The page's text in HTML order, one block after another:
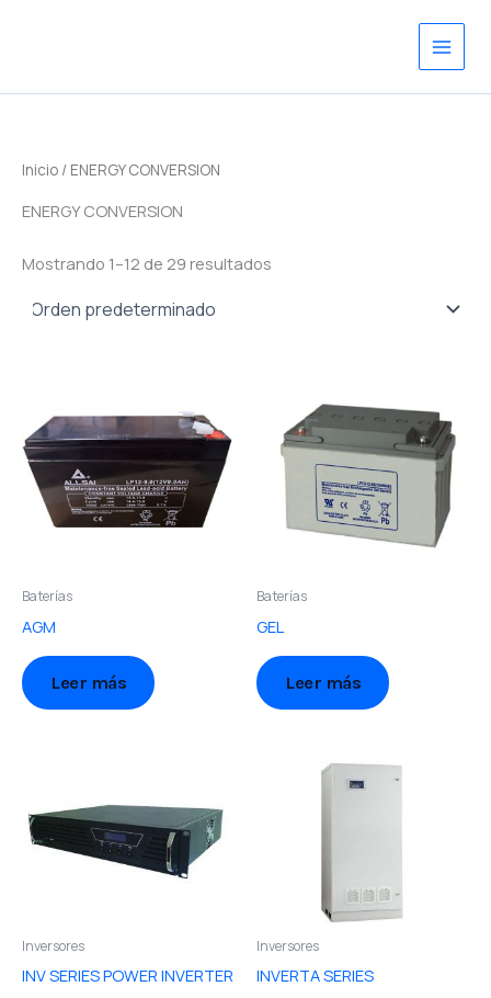
Inicio / ENERGY CONVERSION
ENERGY CONVERSION
Mostrando 1–12 de 29 resultados
Baterías
AGM
Leer más
Baterías
GEL
Leer más
Inversores
INV SERIES POWER INVERTER
Inversores
INVERTA SERIES